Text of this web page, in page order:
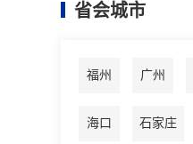
省会城市
福州 广州
海口 石家庄